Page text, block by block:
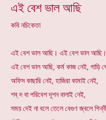
এই বেশ ভাল আছি
কবি নচিকেতা
এই বেশ ভাল আছি। এই বেশ ভাল আছি।
এই বেশ ভাল আছি, কর্ম কাজ নেই, গাড়ি
অফিস কাছারি নেই, হাজিরা কামাই নেই,
শব্ দ বা পরিবেশ দূশন বালাই নেই,
সময় দেই না বলে তেলে বেগুণ জ্বলে